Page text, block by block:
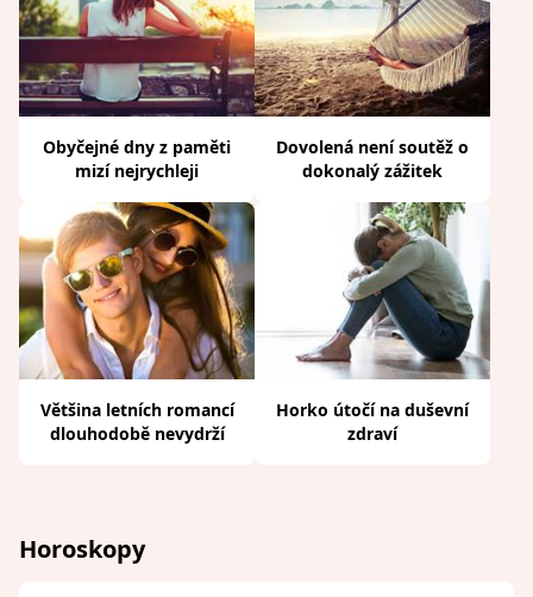
Obyčejné dny z paměti
mizí nejrychleji
Dovolená není soutěž o
dokonalý zážitek
Většina letních romancí
dlouhodobě nevydrží
Horko útočí na duševní
zdraví
Horoskopy